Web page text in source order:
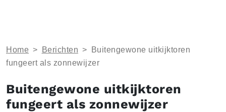
Home > Berichten >
Buitengewone uitkijktoren
fungeert als zonnewijzer
Buitengewone uitkijktoren
fungeert als zonnewijzer